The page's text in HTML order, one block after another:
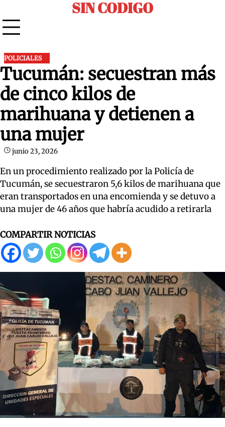
to
content
SIN CODIGO
POLICIALES
Tucumán: secuestran más
de cinco kilos de
marihuana y detienen a
una mujer
junio 23, 2026
En un procedimiento realizado por la Policía de
Tucumán, se secuestraron 5,6 kilos de marihuana que
eran transportados en una encomienda y se detuvo a
una mujer de 46 años que habría acudido a retirarla
COMPARTIR NOTICIAS